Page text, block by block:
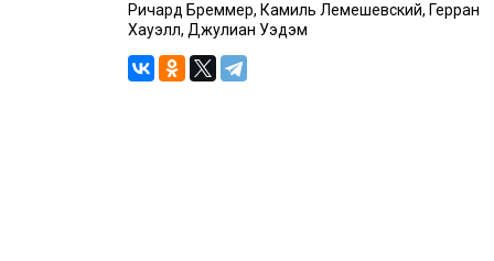
Ричард Бреммер, Камиль Лемешевский, Герран
Хауэлл, Джулиан Уэдэм